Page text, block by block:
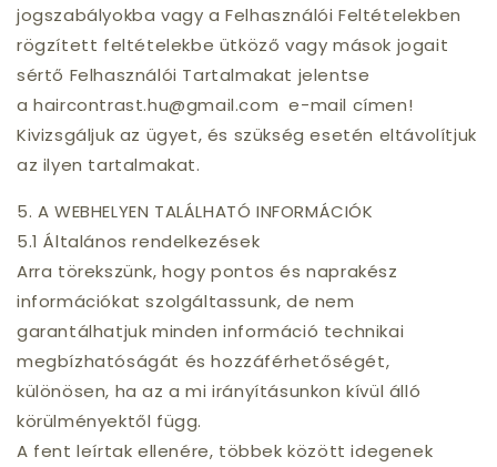
jogszabályokba vagy a Felhasználói Feltételekben
rögzített feltételekbe ütköző vagy mások jogait
sértő Felhasználói Tartalmakat jelentse
a haircontrast.hu@gmail.com e-mail címen!
Kivizsgáljuk az ügyet, és szükség esetén eltávolítjuk
az ilyen tartalmakat.
5. A WEBHELYEN TALÁLHATÓ INFORMÁCIÓK
5.1 Általános rendelkezések
Arra törekszünk, hogy pontos és naprakész
információkat szolgáltassunk, de nem
garantálhatjuk minden információ technikai
megbízhatóságát és hozzáférhetőségét,
különösen, ha az a mi irányításunkon kívül álló
körülményektől függ.
A fent leírtak ellenére, többek között idegenek